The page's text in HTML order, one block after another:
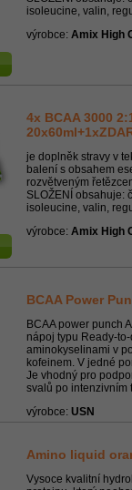
isoleucine, valin,
výrobce: Amix High
4x BCAA 3000
je doplněk stravy v
balení s obsahem
rozvětveným
SLOŽENÍ obsahuje:
isoleucine, valin,
výrobce: Amix High
BCAA Power
BCAA power punch
nápoj typu Ready-
aminokyselinami v
kofeinem. V jedné
Je vhodný pro
svalů po intenzivním
výrobce: USN
Amino liquid
Vysoce kvalitní